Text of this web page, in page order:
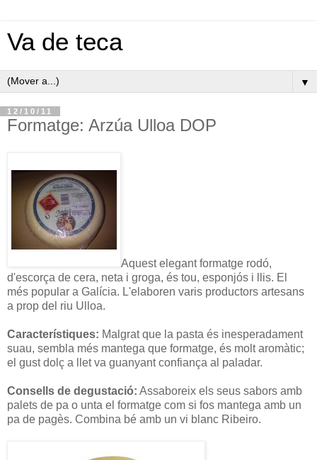
Va de teca
▼
12/10/11
Formatge: Arzúa Ulloa DOP
Aquest elegant formatge rodó,
d'escorça de cera, neta i groga, és tou, esponjós i llis. El
més popular a Galícia. L'elaboren varis productors artesans
a prop del riu Ulloa.
Característiques: Malgrat que la pasta és inesperadament
suau, sembla més mantega que formatge, és molt aromàtic;
el gust dolç a llet va guanyant confiança al paladar.
Consells de degustació: Assaboreix els seus sabors amb
palets de pa o unta el formatge com si fos mantega amb un
pa de pagès. Combina bé amb un vi blanc Ribeiro.